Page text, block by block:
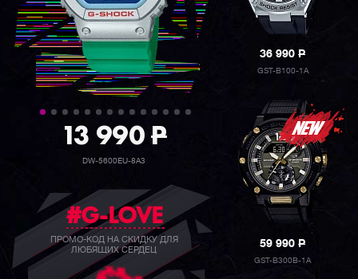
39 990P
GW-B5600BC-1B
#G-LOVE
ПРОМО-КОД НА СКИДКУ ДЛЯ
ЛЮБЯЩИХ СЕРДЕЦ
36 990P
GST-B100-1A
59 990P
GST-B300B-1A